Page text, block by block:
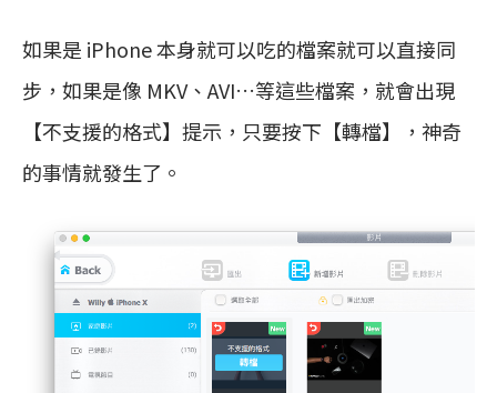
如果是 iPhone 本身就可以吃的檔案就可以直接同
步，如果是像 MKV、AVI…等這些檔案，就會出現
【不支援的格式】提示，只要按下【轉檔】，神奇
的事情就發生了。